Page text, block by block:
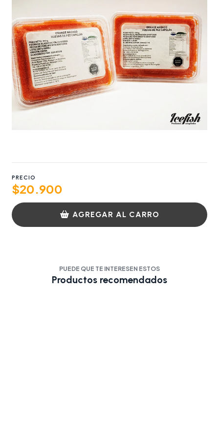
PRECIO
$20.900
AGREGAR AL CARRO
PUEDE QUE TE INTERESEN ESTOS
Productos recomendados